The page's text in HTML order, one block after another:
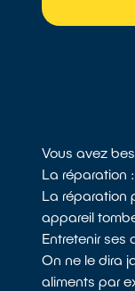
Vous avez
La réparation
La réparation
appareil
Entretenir ses
On ne le dira
aliments par